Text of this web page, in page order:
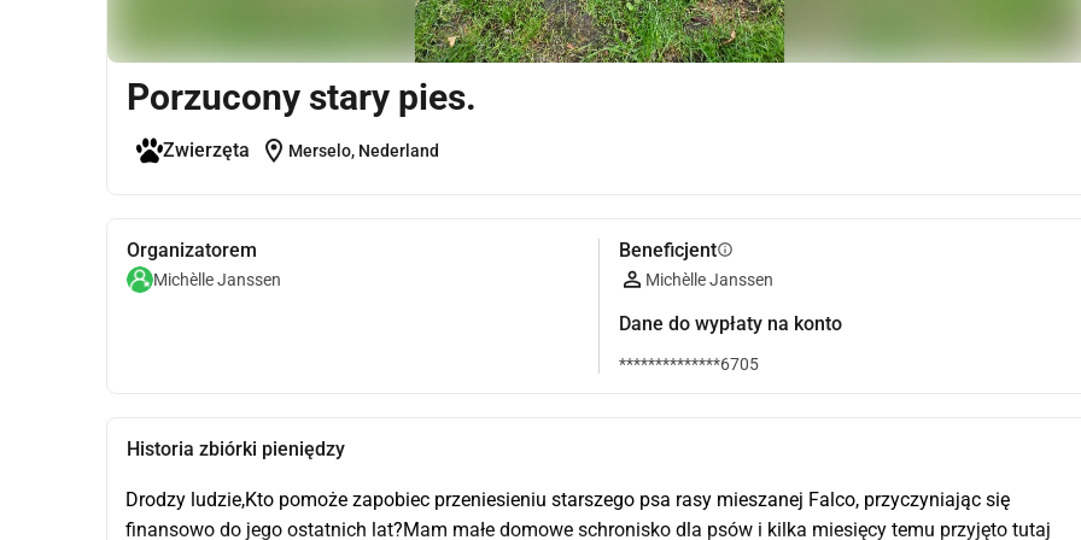
Porzucony stary pies.
Zwierzęta location_on Merselo, Nederland
Organizatorem
Michèlle Janssen
Beneficjentinfo
Michèlle Janssen
Dane do wypłaty na konto
**************6705
Historia zbiórki pieniędzy
Drodzy ludzie,Kto pomoże zapobiec przeniesieniu starszego psa rasy mieszanej Falco, przyczyniając się
finansowo do jego ostatnich lat?Mam małe domowe schronisko dla psów i kilka miesięcy temu przyjęto tutaj